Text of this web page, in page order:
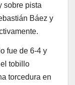
sobre pista
Báez y
fue de 6-4 y
tobillo
torcedura en